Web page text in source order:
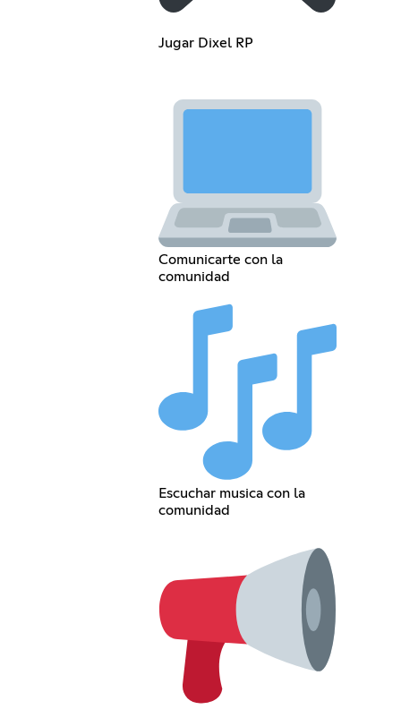
Jugar Dixel RP
Comunicarte con la
comunidad
Escuchar musica con la
comunidad